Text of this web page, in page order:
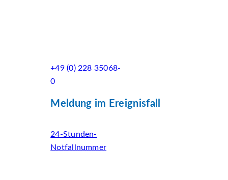
+49 (0) 228 35068-
0
Meldung im Ereignisfall
24-Stunden-
Notfallnummer